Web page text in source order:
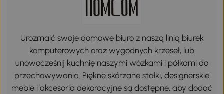
Urozmaić swoje domowe biuro z naszą linią biurek
komputerowych oraz wygodnych krzeseł, lub
unowocześnij kuchnię naszymi wózkami i półkami do
przechowywania. Piękne skórzane stołki, designerskie
meble i akcesoria dekoracyjne są dostępne, aby dodać